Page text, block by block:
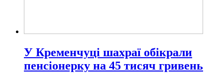
У Кременчуці шахраї обікрали
пенсіонерку на 45 тисяч гривень